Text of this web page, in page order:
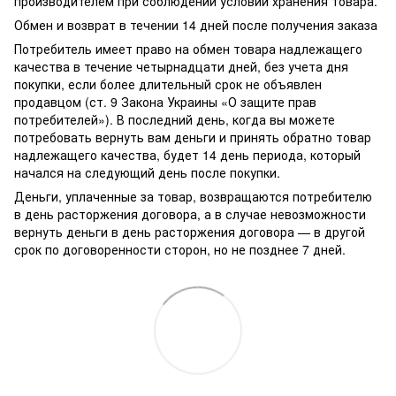
Обмен и возврат в течении 14 дней после получения заказа
Потребитель имеет право на обмен товара надлежащего
качества в течение четырнадцати дней, без учета дня
покупки, если более длительный срок не объявлен
продавцом (ст. 9 Закона Украины «О защите прав
потребителей»). В последний день, когда вы можете
потребовать вернуть вам деньги и принять обратно товар
надлежащего качества, будет 14 день периода, который
начался на следующий день после покупки.
Деньги, уплаченные за товар, возвращаются потребителю
в день расторжения договора, а в случае невозможности
вернуть деньги в день расторжения договора — в другой
срок по договоренности сторон, но не позднее 7 дней.